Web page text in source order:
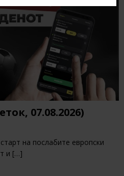
07.08.2026)
на послабите европски
и […]